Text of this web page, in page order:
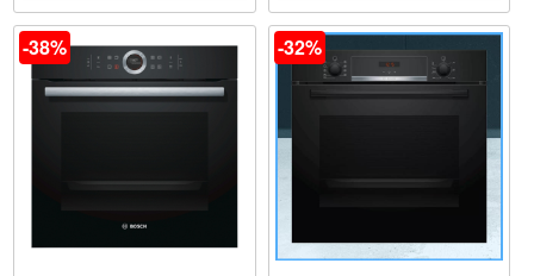
-38% -32%